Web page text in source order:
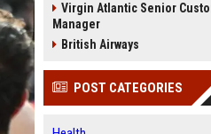
Virgin Atlantic Senior
Manager
British Airways
POST CATEGORIES